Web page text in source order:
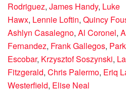
Rodriguez, James Handy, Luke
Hawx, Lennie Loftin, Quincy
Ashlyn Casalegno, Al Coronel,
Fernandez, Frank Gallegos,
Escobar, Krzysztof Soszynski,
Fitzgerald, Chris Palermo, Eriq
Westerfield, Elise Neal